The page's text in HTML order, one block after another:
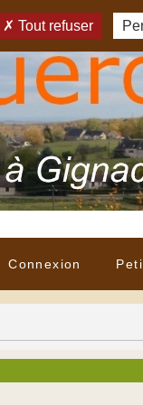
Connexion
Tout refuser